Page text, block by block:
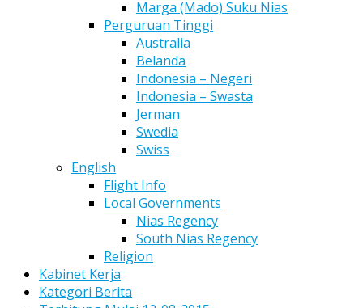
Marga (Mado) Suku Nias
Perguruan Tinggi
Australia
Belanda
Indonesia – Negeri
Indonesia – Swasta
Jerman
Swedia
Swiss
English
Flight Info
Local Governments
Nias Regency
South Nias Regency
Religion
Kabinet Kerja
Kategori Berita